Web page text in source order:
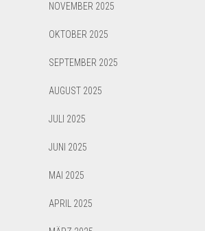
NOVEMBER 2025
OKTOBER 2025
SEPTEMBER 2025
AUGUST 2025
JULI 2025
JUNI 2025
MAI 2025
APRIL 2025